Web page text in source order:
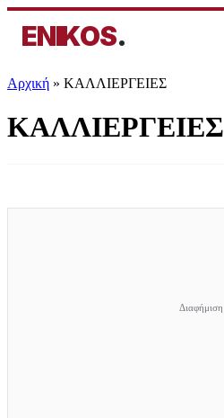
ENIKOS.
Αρχική » ΚΑΛΛΙΕΡΓΕΙΕΣ
ΚΑΛΛΙΕΡΓΕΙΕΣ